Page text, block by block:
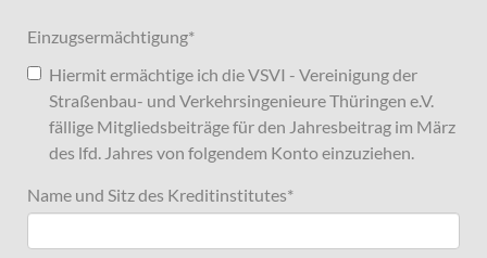
Einzugsermächtigung*
Hiermit ermächtige ich die VSVI - Vereinigung der
Straßenbau- und Verkehrsingenieure Thüringen e.V.
fällige Mitgliedsbeiträge für den Jahresbeitrag im März
des lfd. Jahres von folgendem Konto einzuziehen.
Name und Sitz des Kreditinstitutes*